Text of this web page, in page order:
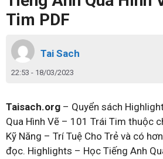
Tim PDF
Tai Sach
22:53 - 18/03/2023
Taisach.org – Quyển sách
Qua Hình Vẽ – 101 Trái Tim thuộc
Kỹ Năng – Trí Tuệ Cho Trẻ và có
đọc. Highlights – Học Tiếng Anh